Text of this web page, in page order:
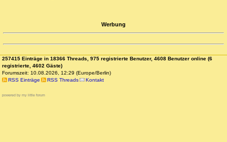
Werbung
257415 Einträge in 18366 Threads, 975 registrierte Benutzer, 4608 Benutzer online (6
registrierte, 4602 Gäste)
Forumszeit: 10.08.2026, 12:29 (Europe/Berlin)
RSS Einträge
RSS Threads Kontakt
powered by my little forum